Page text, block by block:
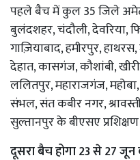
पहले बैच में कुल 35 जिले
बुलंदशहर, चंदौली, देवरिया,
गाज़ियाबाद, हमीरपुर,
देहात, कासगंज, कौशांबी,
ललितपुर, महाराजगंज,
संभल, संत कबीर नगर,
सुल्तानपुर के बीएसए
दूसरा बैच होगा 23 से 27 जून